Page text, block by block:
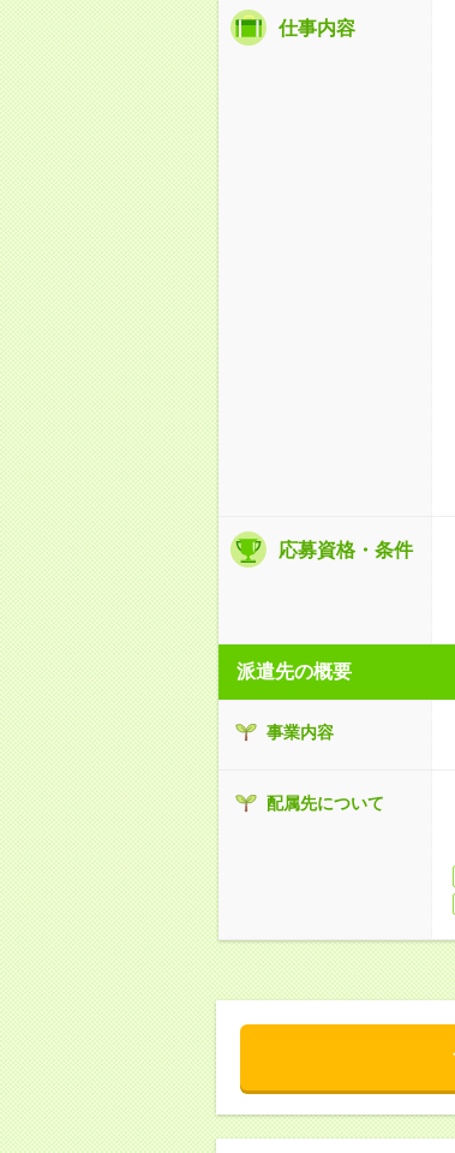
仕事内容
応募資格・条件
派遣先の概要
事業内容
配属先について